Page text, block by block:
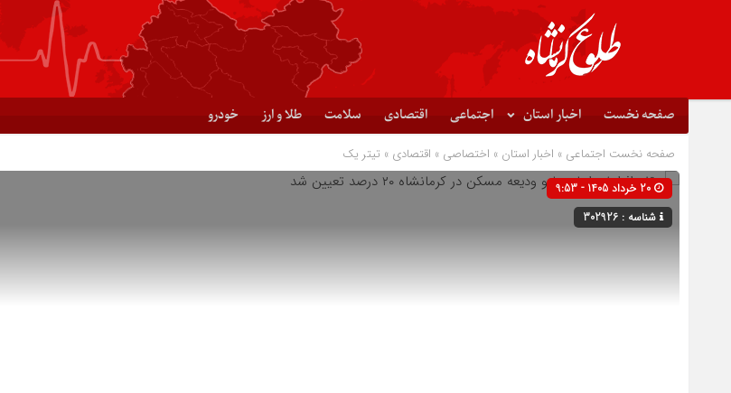
صفحه نخست اخبار استان اجتماعی اقتصادی سلامت طلا و ارز خودرو
صفحه نخست اجتماعی » اخبار استان » اختصاصی » اقتصادی » تیتر یک
شناسه : 302926